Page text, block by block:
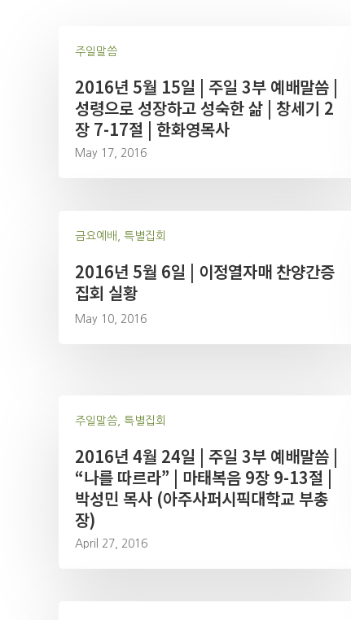
주일말씀
2016년 5월 15일 | 주일 3부 예배말씀 |
성령으로 성장하고 성숙한 삶 | 창세기 2
장 7-17절 | 한화영목사
May 17, 2016
금요예배, 특별집회
2016년 5월 6일 | 이정열자매 찬양간증
집회 실황
May 10, 2016
주일말씀, 특별집회
2016년 4월 24일 | 주일 3부 예배말씀 |
“나를 따르라” | 마태복음 9장 9-13절 |
박성민 목사 (아주사퍼시픽대학교 부총
장)
April 27, 2016